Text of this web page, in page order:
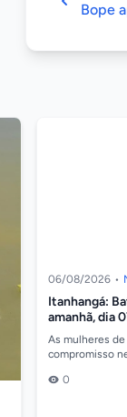
Bope
06/08/2026 •
Itanhangá:
amanhã, dia
combate a
As mulheres
compromisso
bate-p...
0